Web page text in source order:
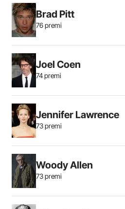
Brad Pitt
76 premi
Joel Coen
74 premi
Jennifer Lawrence
73 premi
Woody Allen
73 premi